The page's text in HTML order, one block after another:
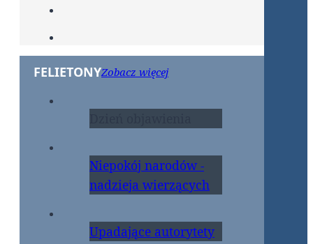
FELIETONYZobacz więcej
Niepokój narodów -
nadzieja wierzących
Upadające autorytety